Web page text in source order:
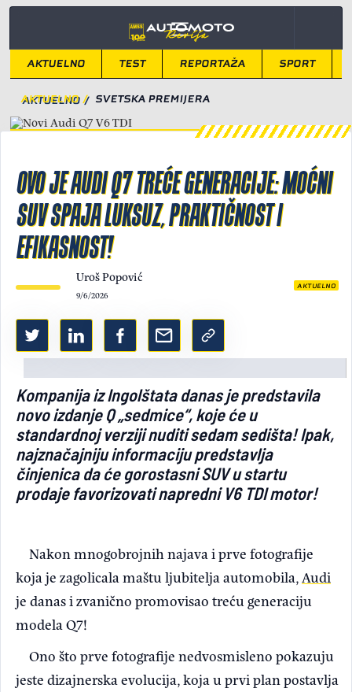
Light/Dark mode
AKTUELNO TEST REPORTAŽA SPORT
AKTUELNO / SVETSKA PREMIJERA
OVO JE AUDI Q7 TREĆE GENERACIJE: MOĆNI
SUV SPAJA LUKSUZ, PRAKTIČNOST I
EFIKASNOST!
Uroš Popović
9/6/2026
AKTUELNO
Kompanija iz Ingolštata danas je predstavila
novo izdanje Q „sedmice“, koje će u
standardnoj verziji nuditi sedam sedišta! Ipak,
najznačajniju informaciju predstavlja
činjenica da će gorostasni SUV u startu
prodaje favorizovati napredni V6 TDI motor!
Nakon mnogobrojnih najava i prve fotografije
koja je zagolicala maštu ljubitelja automobila,Audi
je danas i zvanično promovisao treću generaciju
modela Q7!
Ono što prve fotografije nedvosmisleno pokazuju
jeste dizajnerska evolucija, koja u prvi plan postavlja